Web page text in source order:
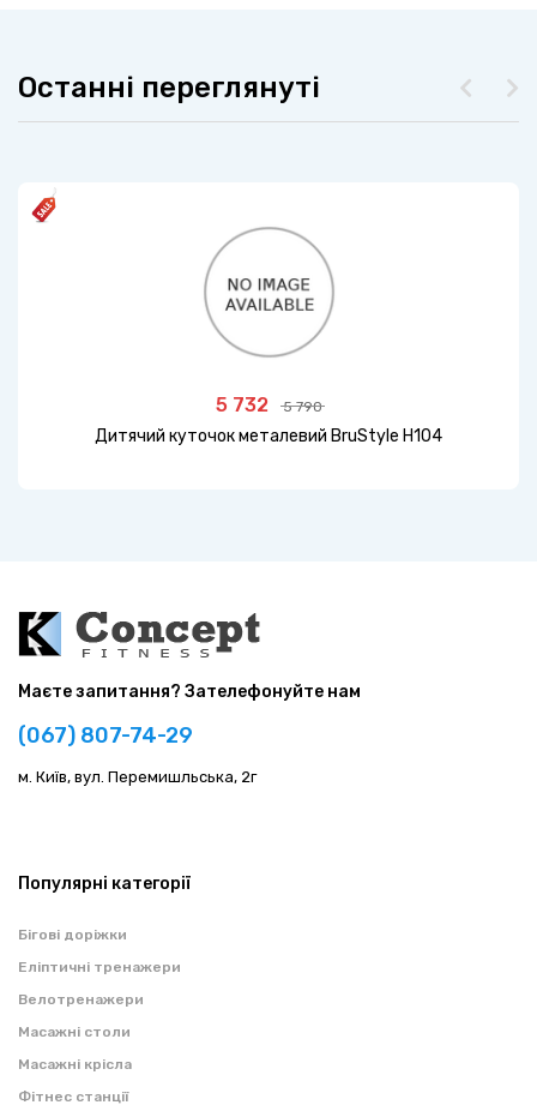
Останні переглянуті
5 732 5 790
Дитячий куточок металевий BruStyle H104
Маєте запитання? Зателефонуйте нам
(067) 807-74-29
м. Київ, вул. Перемишльська, 2г
Популярні категорії
Бігові доріжки
Еліптичні тренажери
Велотренажери
Масажні столи
Масажні крісла
Фітнес станції